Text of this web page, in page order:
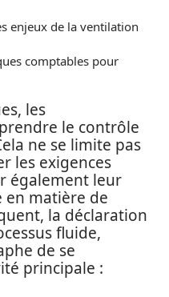
enjeux de la ventilation
comptables pour
les
le contrôle
ne se limite pas
les exigences
également leur
matière de
la déclaration
fluide,
de se
principale :